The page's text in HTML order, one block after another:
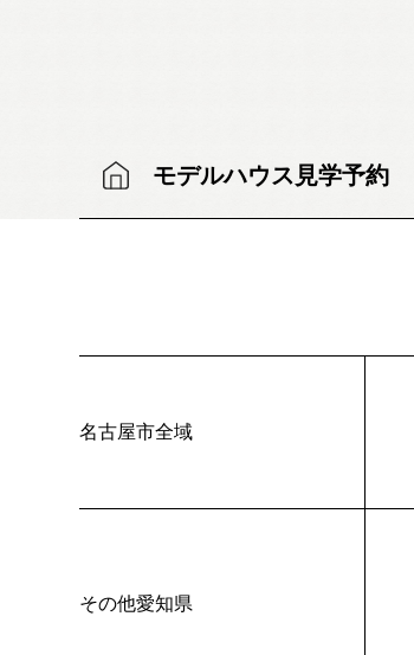
モデルハウス見学予約
名古屋市全域
その他愛知県